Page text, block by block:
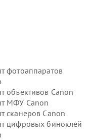
фотоаппаратов
объективов Canon
МФУ Canon
сканеров Canon
цифровых биноклей